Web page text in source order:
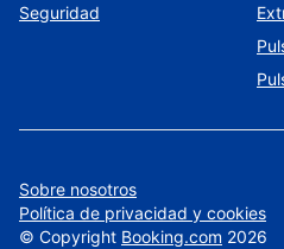
Seguridad
Sobre nosotros
Política de privacidad y cookies
© Copyright Booking.com 2026